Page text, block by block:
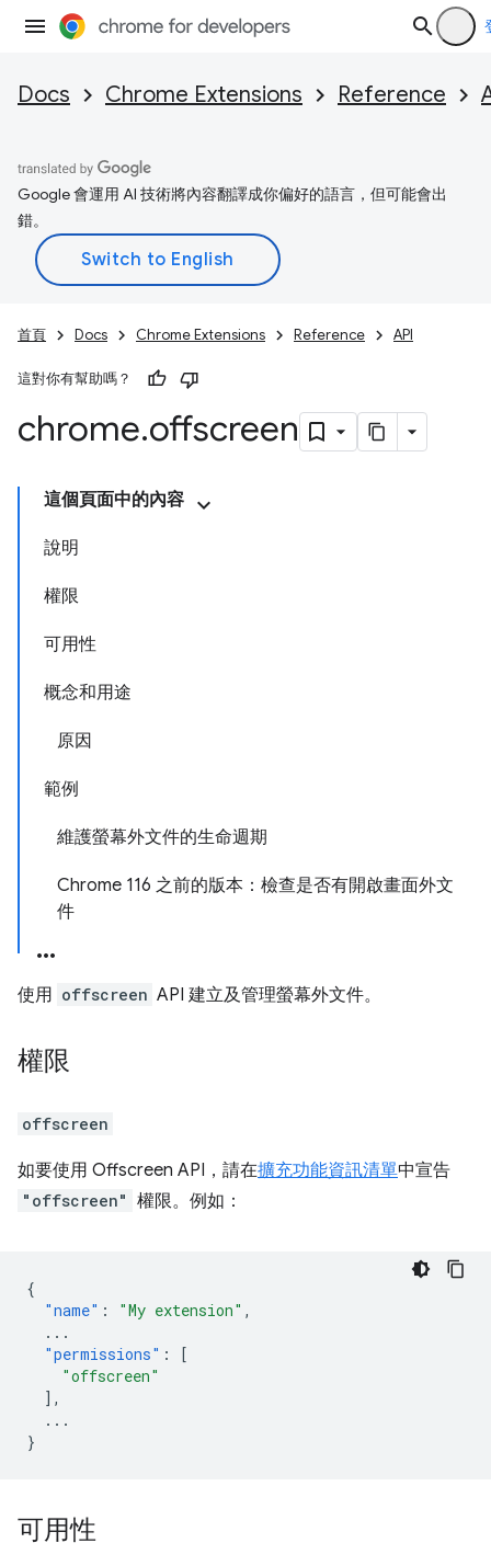
Docs Chrome Extensions Reference
Google 會運用 AI 技術將內容翻譯成你偏好的語言，但可能會出
錯。
首頁 Docs Chrome Extensions Reference API
這對你有幫助嗎？
chrome.offscreen
這個頁面中的內容
說明
權限
可用性
概念和用途
原因
範例
維護螢幕外文件的生命週期
Chrome 116 之前的版本：檢查是否有開啟畫面外文
件
使用 offscreen API 建立及管理螢幕外文件。
權限
offscreen
如要使用 Offscreen API，請在擴充功能資訊清單中宣告
"offscreen" 權限。例如：
{
"name" : "My extension" ,
...
"permissions" :
[
"offscreen"
],
...
}
可用性